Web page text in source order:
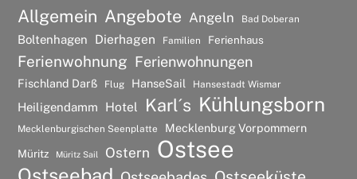
Allgemein Angebote Angeln Bad Doberan
Boltenhagen Dierhagen Familien Ferienhaus
Ferienwohnung Ferienwohnungen
Fischland Darß Flug HanseSail Hansestadt Wismar
Heiligendamm Hotel Karl´s Kühlungsborn
Mecklenburgischen Seenplatte Mecklenburg Vorpommern
Müritz Müritz Sail Ostern Ostsee